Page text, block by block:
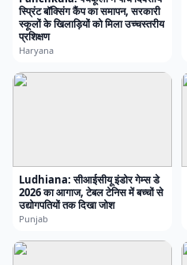
स्प्रिंट बॉक्सिंग कैंप का समापन, सरकारी
स्कूलों के खिलाड़ियों को मिला उच्चस्तरीय
प्रशिक्षण
Haryana
Ludhiana: सीआईसीयू इंडोर गेम्स डे
2026 का आगाज, टेबल टेनिस में बच्चों से
उद्योगपतियों तक दिखा जोश
Punjab